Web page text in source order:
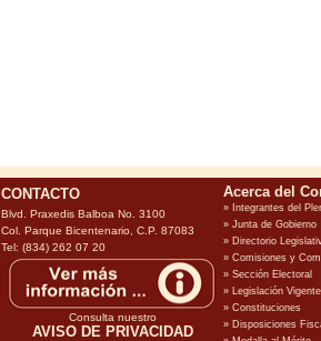
CONTACTO
Blvd. Praxedis Balboa No. 3100
Col. Parque Bicentenario, C.P. 87083
Tel: (834) 262 07 20
Consulta nuestro
AVISO DE PRIVACIDAD